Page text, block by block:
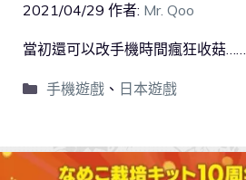
2021/04/29 作者: Mr. Qoo
當初還可以改手機時間瘋狂收菇……
手機遊戲、 日本遊戲